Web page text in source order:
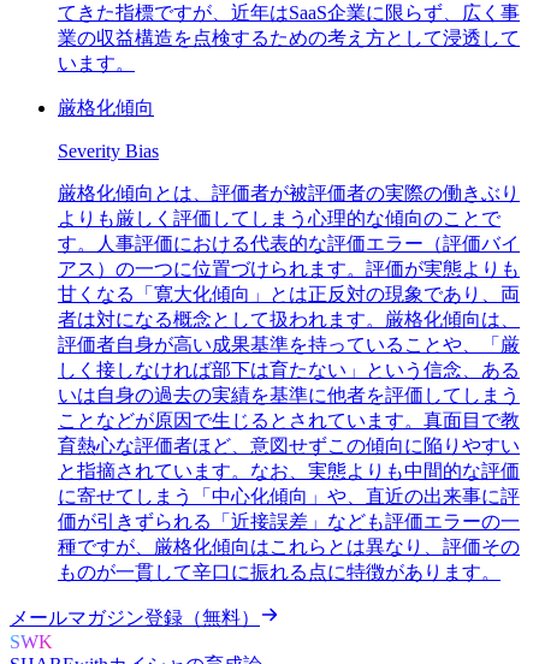
てきた指標ですが、近年はSaaS企業に限らず、広く事
業の収益構造を点検するための考え方として浸透して
います。
厳格化傾向
Severity Bias
厳格化傾向とは、評価者が被評価者の実際の働きぶり
よりも厳しく評価してしまう心理的な傾向のことで
す。人事評価における代表的な評価エラー（評価バイ
アス）の一つに位置づけられます。評価が実態よりも
甘くなる「寛大化傾向」とは正反対の現象であり、両
者は対になる概念として扱われます。厳格化傾向は、
評価者自身が高い成果基準を持っていることや、「厳
しく接しなければ部下は育たない」という信念、ある
いは自身の過去の実績を基準に他者を評価してしまう
ことなどが原因で生じるとされています。真面目で教
育熱心な評価者ほど、意図せずこの傾向に陥りやすい
と指摘されています。なお、実態よりも中間的な評価
に寄せてしまう「中心化傾向」や、直近の出来事に評
価が引きずられる「近接誤差」なども評価エラーの一
種ですが、厳格化傾向はこれらとは異なり、評価その
ものが一貫して辛口に振れる点に特徴があります。
メールマガジン登録（無料）
SWK